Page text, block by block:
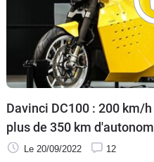
Davinci DC100 : 200 km/
plus de 350 km
électrique chinoise !
Le 20/09/2022 12